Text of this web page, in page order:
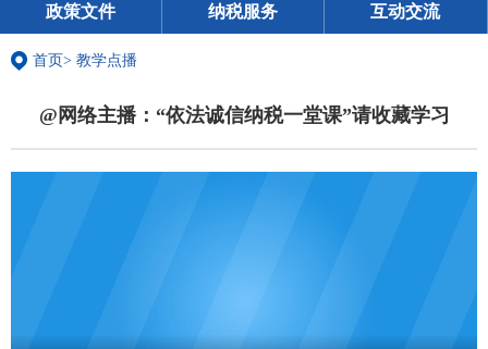
政策文件 纳税服务 互动交流
首页> 教学点播
@网络主播：“依法诚信纳税一堂课”请收藏学习